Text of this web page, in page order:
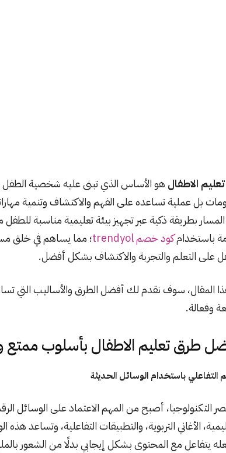
تعليم الاطفال هو الأساس الذي تبنى عليه شخصية الطفل
بل عملية تساعده على الفهم والاكتشاف وتنمية
بطريقة ذكية عبر تجهيز بيئة تعليمية مناسبة
باستخدامكود خصم trendyol
؛ مما يساهم في خلق
على التعلم والتجربة والاكتشاف بشكل أفضل.
المقال، سوف نقدم لك أفضل الطرق والأساليب التي
وفعالة.
طرق تعليم الاطفال بأسلوب ممتع
التفاعلي باستخدام الوسائل الحديثة
التكنولوجيا، أصبح من المهم الاعتماد على الوسائل
الأغاني التربوية، والتطبيقات التفاعلية، وتساعد
يتفاعل مع المحتوى بشكل إيجابي بدلًا من الشعور